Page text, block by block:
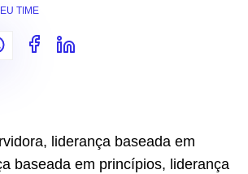
TIME
liderança baseada em
baseada em princípios, liderança